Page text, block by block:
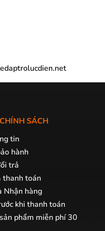
SÁCH
tin
hành
trả
thanh toán
Nhận hàng
khi thanh toán
phẩm miễn phí 30